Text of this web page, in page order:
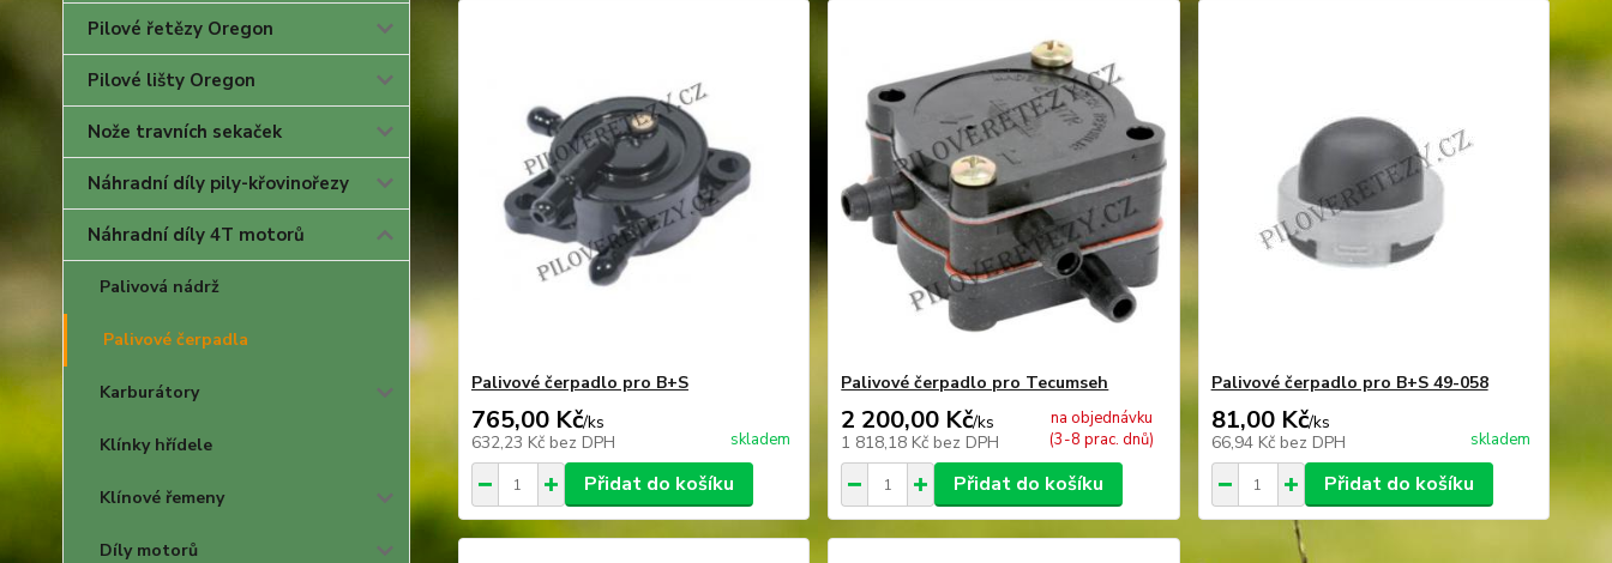
Pilové řetězy Oregon
Pilové lišty Oregon
Nože travních sekaček
Náhradní díly pily-křovinořezy
Náhradní díly 4T motorů
Palivová nádrž
Palivové čerpadla
Karburátory
Klínky hřídele
Klínové řemeny
Díly motorů
Palivové čerpadlo pro B+S
765,00 Kč/ks
632,23 Kč bez DPH skladem
Přidat do košíku
Palivové čerpadlo pro Tecumseh
2 200,00 Kč/ks
1 818,18 Kč bez DPH
na objednávku
(3-8 prac. dnů)
Přidat do košíku
Palivové čerpadlo pro B+S 49-058
81,00 Kč/ks
66,94 Kč bez DPH skladem
Přidat do košíku